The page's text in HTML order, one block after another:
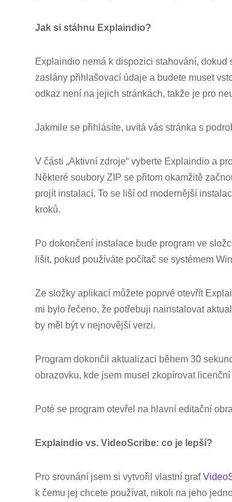
Jak si stáhnu Explaindio?
Explaindio nemá k dispozici stahování,
zaslány přihlašovací údaje a budete muset
odkaz není na jejich stránkách, takže je pro
Jakmile se přihlásíte, uvítá vás stránka s
V části „Aktivní zdroje“ vyberte Explaindio a
Některé soubory ZIP se přitom okamžitě
projít instalací. To se liší od modernější
kroků.
Po dokončení instalace bude program ve
lišit, pokud používáte počítač se systémem
Ze složky aplikací můžete poprvé otevřít
mi bylo řečeno, že potřebuji nainstalovat
by měl být v nejnovější verzi.
Program dokončil aktualizaci během 30
obrazovku, kde jsem musel zkopírovat
Poté se program otevřel na hlavní editační
Explaindio vs. VideoScribe: co je lepší?
Pro srovnání jsem si vytvořil vlastní graf
k čemu jej chcete používat, nikoli na jeho